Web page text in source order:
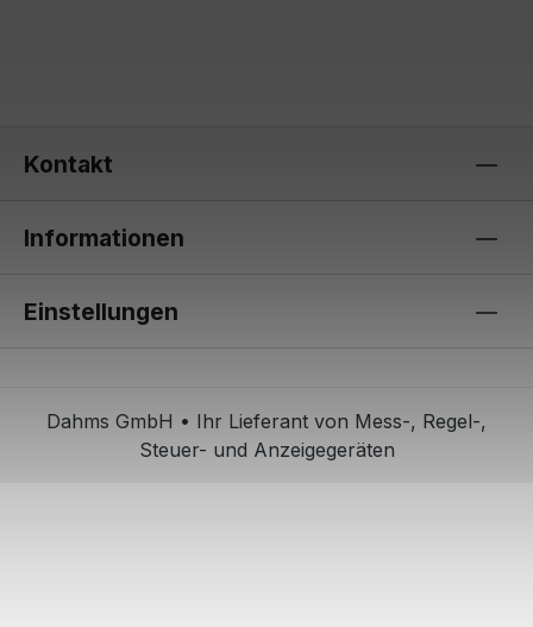
Kontakt
Informationen
Einstellungen
Dahms GmbH • Ihr Lieferant von Mess-, Regel-,
Steuer- und Anzeigegeräten